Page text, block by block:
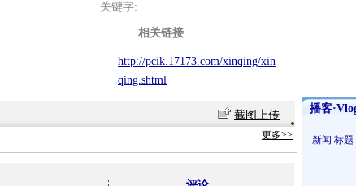
关键字:
相关链接
http://pcik.17173.com/xinqing/xin
qing.shtml
截图上传
更多>>
播客
新闻 标